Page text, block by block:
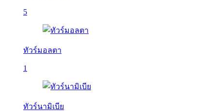
5
ทัวร์มอลตา
1
ทัวร์นามิเบีย